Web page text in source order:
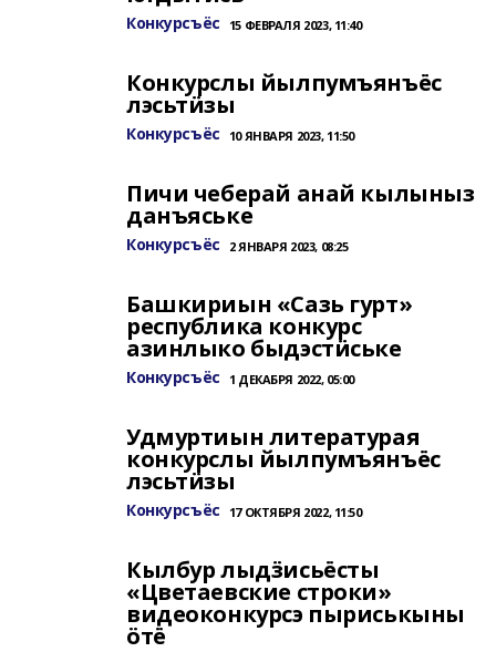
Конкурсъёс 15 ФЕВРАЛЯ 2023, 11:40
Конкурслы йылпумъянъёс
лэсьтӥзы
Конкурсъёс 10 ЯНВАРЯ 2023, 11:50
Пичи чеберай анай кылыныз
данъяське
Конкурсъёс 2 ЯНВАРЯ 2023, 08:25
Башкириын «Сазь гурт»
республика конкурс
азинлыко быдэстӥське
Конкурсъёс 1 ДЕКАБРЯ 2022, 05:00
Удмуртиын литературая
конкурслы йылпумъянъёс
лэсьтӥзы
Конкурсъёс 17 ОКТЯБРЯ 2022, 11:50
Кылбур лыдӟисьёсты
«Цветаевские строки»
видеоконкурсэ пыриськыны
ӧтё